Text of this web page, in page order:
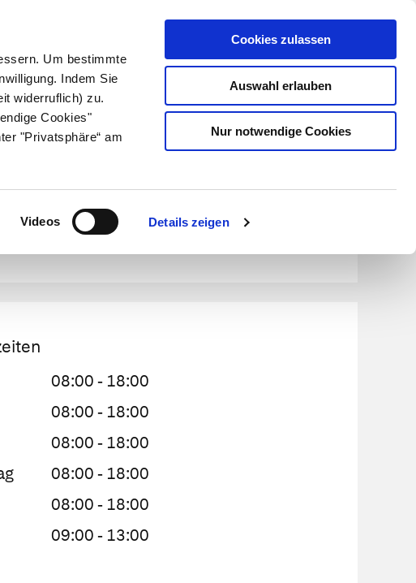
Um bestimmte
Indem Sie
widerruflich) zu.
Cookies"
"Privatsphäre“ am
Videos Details zeigen
Cookies zulassen
Auswahl erlauben
Nur notwendige Cookies
Kundenlogin
Suche
Gesund leben Über uns
08:00 - 18:00
08:00 - 18:00
08:00 - 18:00
08:00 - 18:00
08:00 - 18:00
09:00 - 13:00